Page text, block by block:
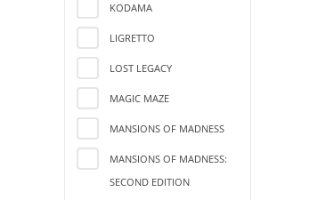
KODAMA
LIGRETTO
LOST LEGACY
MAGIC MAZE
MANSIONS OF MADNESS
MANSIONS OF MADNESS:
SECOND EDITION